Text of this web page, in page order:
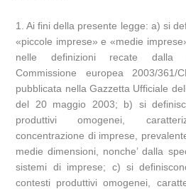
1. Ai fini della presente legge: a) si
«piccole imprese» e «medie
nelle definizioni recate dalla
Commissione europea 2003/
pubblicata nella Gazzetta Ufficiale
del 20 maggio 2003; b) si
produttivi omogenei,
concentrazione di imprese,
medie dimensioni, nonche’ dalla
sistemi di imprese; c) si
contesti produttivi omogenei,